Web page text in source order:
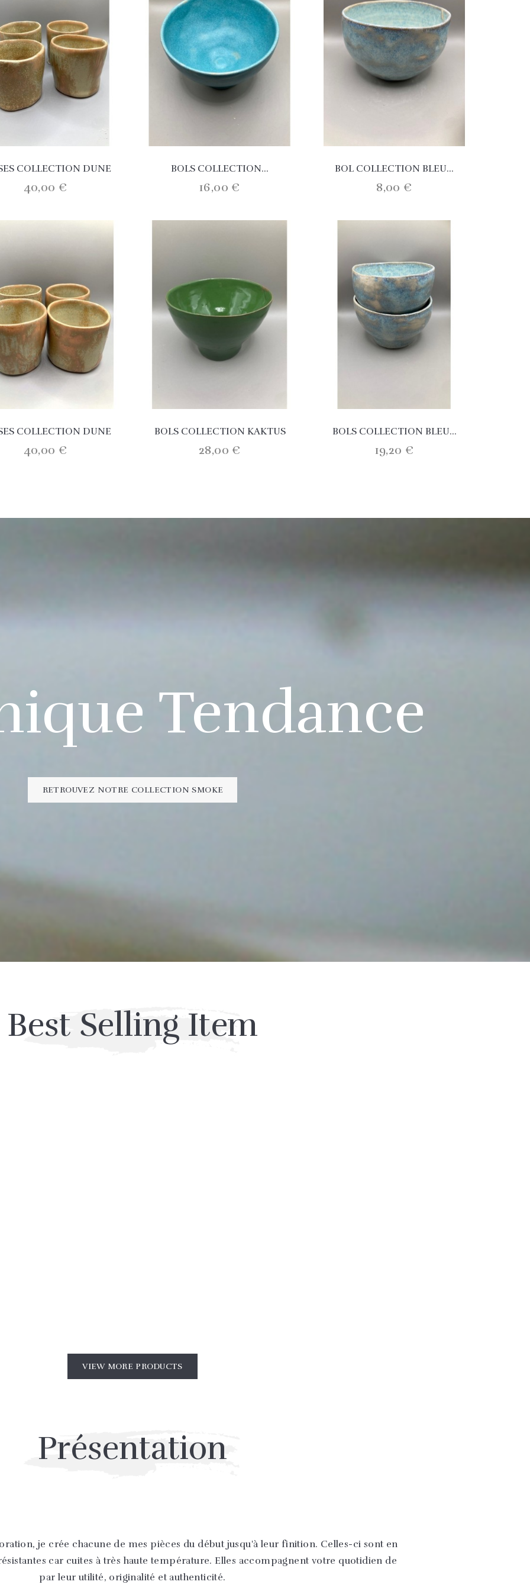
COLLECTION DUNE
40,00 €
COLLECTION DUNE
40,00 €
BOLS COLLECTION...
16,00 €
BOLS COLLECTION KAKTUS
28,00 €
BOL COLLECTION BLEU...
8,00 €
BOLS COLLECTION BLEU...
19,20 €
Tendance
RETROUVEZ NOTRE COLLECTION SMOKE
Best Selling Item
VIEW MORE PRODUCTS
Présentation
je crée chacune de mes pièces du début jusqu'à leur finition. Celles-ci sont en
car cuites à très haute température. Elles accompagnent votre quotidien de
par leur utilité, originalité et authenticité.